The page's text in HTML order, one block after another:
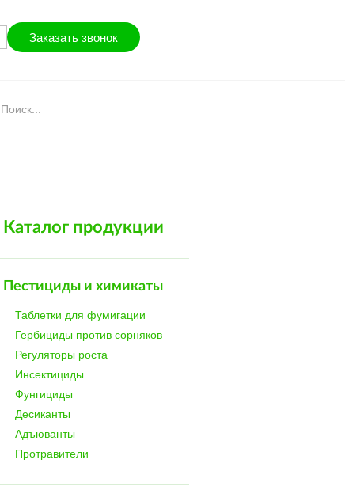
Заказать звонок
Каталог продукции
Пестициды и химикаты
Таблетки для фумигации
Гербициды против сорняков
Регуляторы роста
Инсектициды
Фунгициды
Десиканты
Адъюванты
Протравители